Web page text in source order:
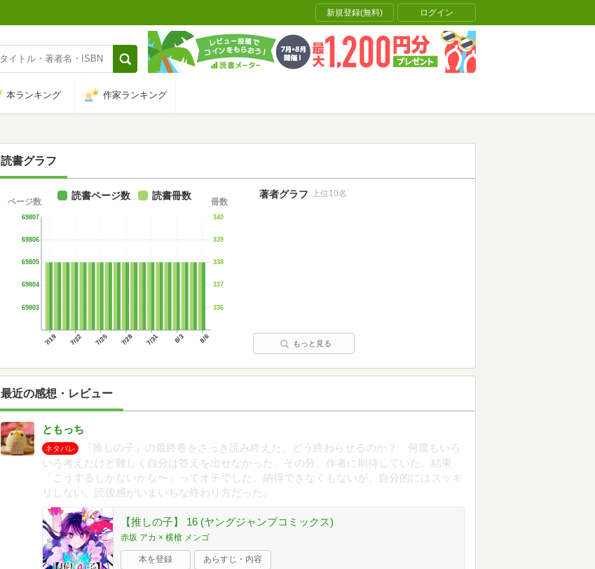
新規登録(無料) ログイン
本ランキング 作家ランキング
読書グラフ
7/19 7/22 7/25 7/28 7/31 8/3 8/6
69803
69804
69805
69806
69807
ページ数
336
337
338
339
340
冊数
読書ページ数 読書冊数 著者グラフ 上位10名
もっと見る
最近の感想・レビュー
ともっち
ネタバレ
『推しの子』の最終巻をさっき読み終えた。どう終わらせるのか？ 何度もいろ
いろ考えたけど難しく自分は答えを出せなかった。その分、作者に期待していた。結果
「こうするしかないかな〜」ってオチでした。納得できなくもないが、自分的にはスッキ
リしない。読後感がいまいちな終わり方だった。
【推しの子】 16 (ヤングジャンプコミックス)
赤坂 アカ × 横槍 メンゴ
本を登録 あらすじ・内容